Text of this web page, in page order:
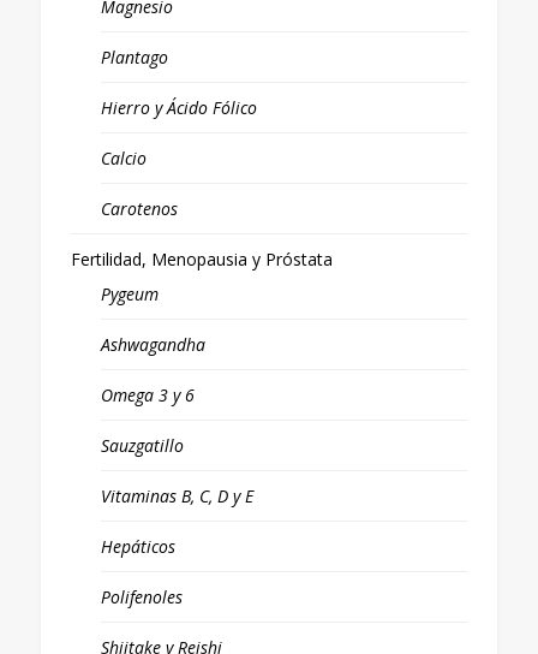
Magnesio
Plantago
Hierro y Ácido Fólico
Calcio
Carotenos
Fertilidad, Menopausia y Próstata
Pygeum
Ashwagandha
Omega 3 y 6
Sauzgatillo
Vitaminas B, C, D y E
Hepáticos
Polifenoles
Shiitake y Reishi